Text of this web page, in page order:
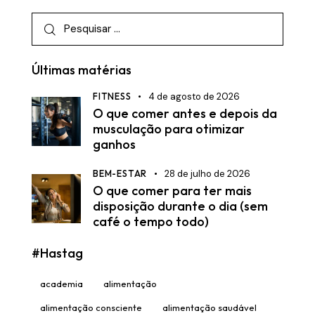
Pesquisar
por:
Últimas matérias
FITNESS 4 de agosto de 2026
O que comer antes e depois da
musculação para otimizar
ganhos
BEM-ESTAR 28 de julho de 2026
O que comer para ter mais
disposição durante o dia (sem
café o tempo todo)
#Hastag
academia alimentação
alimentação consciente alimentação saudável